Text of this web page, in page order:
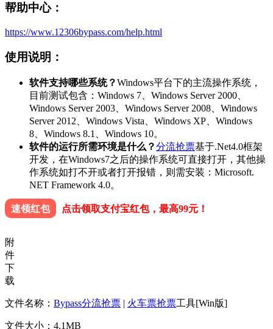
帮助中心：
https://www.12306bypass.com/help.html
使用说明：
软件支持哪些系统？Windows平台下的主流操作系统，
目前测试包含：Windows 7、Windows Server 2000、
Windows Server 2003、Windows Server 2008、Windows
Server 2012、Windows Vista、Windows XP、Windows
8、Windows 8.1、Windows 10。
软件的运行所需环境是什么？分流抢票基于.Net4.0框架
开发，在Windows7之后的操作系统可直接打开，其他操
作系统如打不开或者打开报错，则需安装：Microsoft.
NET Framework 4.0。
速领红包 点击领取支付宝红包，最高99元！
附
件
下
载
文件名称： Bypass分流抢票 | 火车票抢票工具[Win版]
文件大小：4.1MB